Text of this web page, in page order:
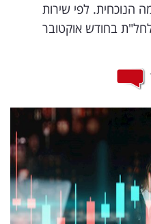
הנוכחית. לפי שירות
לחל"ת בחודש אוקטובר